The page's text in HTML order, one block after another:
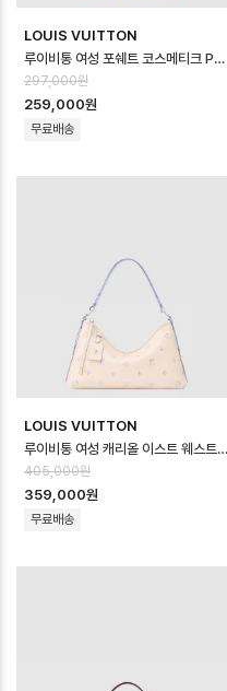
LOUIS VUITTON
루이비통 여성 포쉐트 코스메티크 PM M28956 - Louis vuitton Womens…
297,000원
259,000원
무료배송
LOUIS VUITTON
루이비통 여성 캐리올 이스트 웨스트 M2A369 - Louis vuitton Womens …
405,000원
359,000원
무료배송